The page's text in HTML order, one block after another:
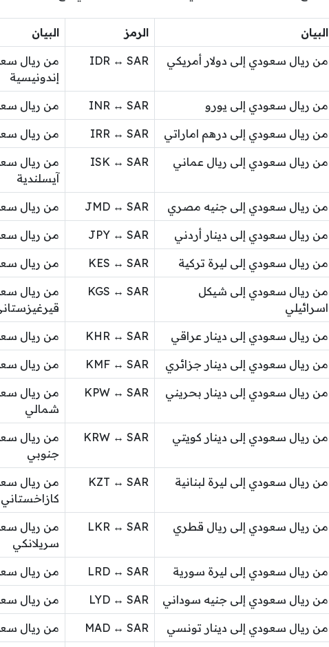
البيان الرمز البيان
من ريال سعودي إلى دولار أمريكي IDR ↔ SAR
من ريال
إندونيسية
من ريال سعودي إلى يورو INR ↔ SAR من ريال
من ريال سعودي إلى درهم اماراتي IRR ↔ SAR من ريال
من ريال سعودي إلى ريال عماني ISK ↔ SAR
من ريال
آيسلندية
من ريال سعودي إلى جنيه مصري JMD ↔ SAR من ريال
من ريال سعودي إلى دينار أردني JPY ↔ SAR من ريال
من ريال سعودي إلى ليرة تركية KES ↔ SAR من ريال
من ريال سعودي إلى شيكل
اسرائيلي
KGS ↔ SAR
من ريال
من ريال سعودي إلى دينار عراقي KHR ↔ SAR من ريال
من ريال سعودي إلى دينار جزائري KMF ↔ SAR من ريال
من ريال سعودي إلى دينار بحريني KPW ↔ SAR
من ريال
شمالي
من ريال سعودي إلى دينار كويتي KRW ↔ SAR
من ريال
جنوبي
من ريال سعودي إلى ليرة لبنانية KZT ↔ SAR
من ريال
كازاخستاني
من ريال سعودي إلى ريال قطري LKR ↔ SAR
من ريال
سريلانكي
من ريال سعودي إلى ليرة سورية LRD ↔ SAR من ريال
من ريال سعودي إلى جنيه سوداني LYD ↔ SAR من ريال
من ريال سعودي إلى دينار تونسي MAD ↔ SAR من ريال